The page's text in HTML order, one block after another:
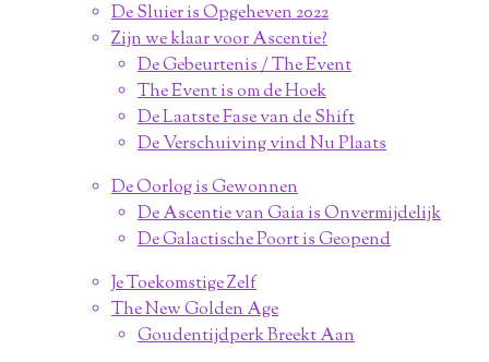
De Sluier is Opgeheven 2022
Zijn we klaar voor Ascentie?
De Gebeurtenis / The Event
The Event is om de Hoek
De Laatste Fase van de Shift
De Verschuiving vind Nu Plaats
De Oorlog is Gewonnen
De Ascentie van Gaia is Onvermijdelijk
De Galactische Poort is Geopend
Je Toekomstige Zelf
The New Golden Age
Goudentijdperk Breekt Aan